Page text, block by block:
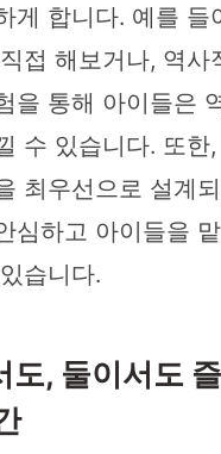
게 합니다. 예를 들
접 해보거나, 역사
을 통해 아이들은
수 있습니다. 또한
최우선으로 설계
심하고 아이들을
습니다.
도, 둘이서도